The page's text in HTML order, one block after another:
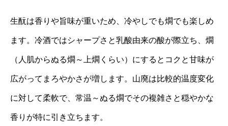
生酛は香りや旨味が重いため、冷やしでも燗でも楽しめ
ます。冷酒ではシャープさと乳酸由来の酸が際立ち、燗
（人肌からぬる燗～上燗くらい）にするとコクと甘味が
広がってまろやかさが増します。山廃は比較的温度変化
に対して柔軟で、常温～ぬる燗でその複雑さと穏やかな
香りが特に引き立ちます。